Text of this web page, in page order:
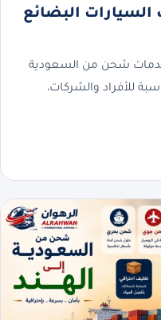
السيارات البضائع
خدمات شحن من السعودية
للأفراد والشركات،